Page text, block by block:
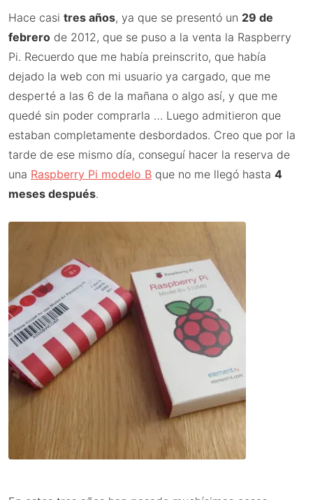
Hace casi tres años, ya que se presentó un 29 de
febrero de 2012, que se puso a la venta la Raspberry
Pi. Recuerdo que me había preinscrito, que había
dejado la web con mi usuario ya cargado, que me
desperté a las 6 de la mañana o algo así, y que me
quedé sin poder comprarla … Luego admitieron que
estaban completamente desbordados. Creo que por la
tarde de ese mismo día, conseguí hacer la reserva de
una Raspberry Pi modelo B que no me llegó hasta 4
meses después.